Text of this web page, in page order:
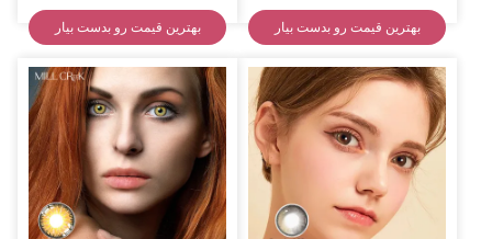
3/5/6/10 جفت
بهترین قیمت رو بدست بیار
خصوصی
بهترین قیمت رو بدست بیار